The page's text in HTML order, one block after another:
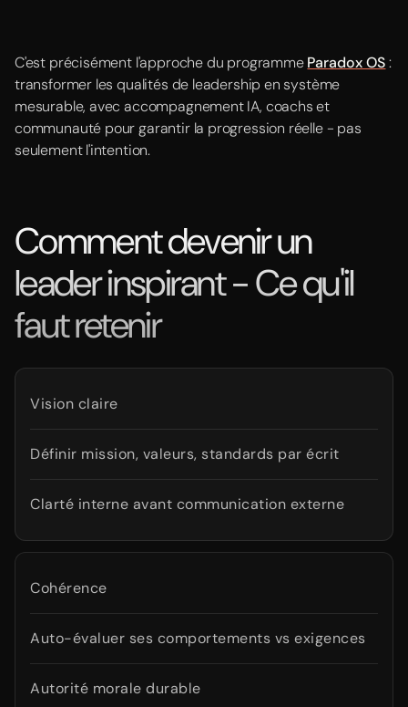
C'est précisément l'approche du programmeParadox OS:
transformer les qualités de leadership en système
mesurable, avec accompagnement IA, coachs et
communauté pour garantir la progression réelle - pas
seulement l'intention.
Comment devenir un
leader inspirant - Ce qu'il
faut retenir
Vision claire
Définir mission, valeurs, standards par écrit
Clarté interne avant communication externe
Cohérence
Auto-évaluer ses comportements vs exigences
Autorité morale durable